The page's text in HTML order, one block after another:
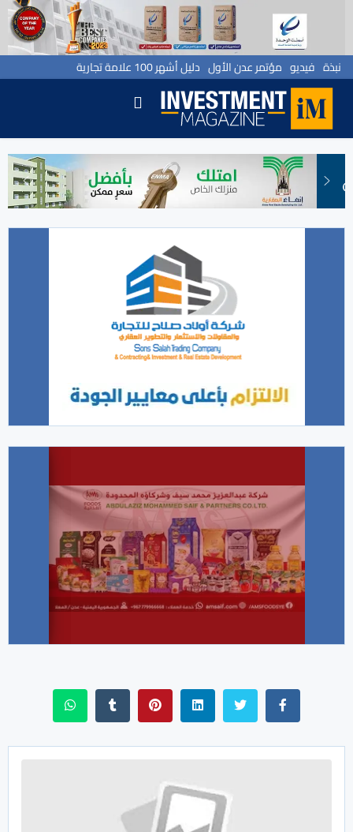
نبذة فيديو مؤتمر عدن الأول دليل أشهر 100 علامة تجارية